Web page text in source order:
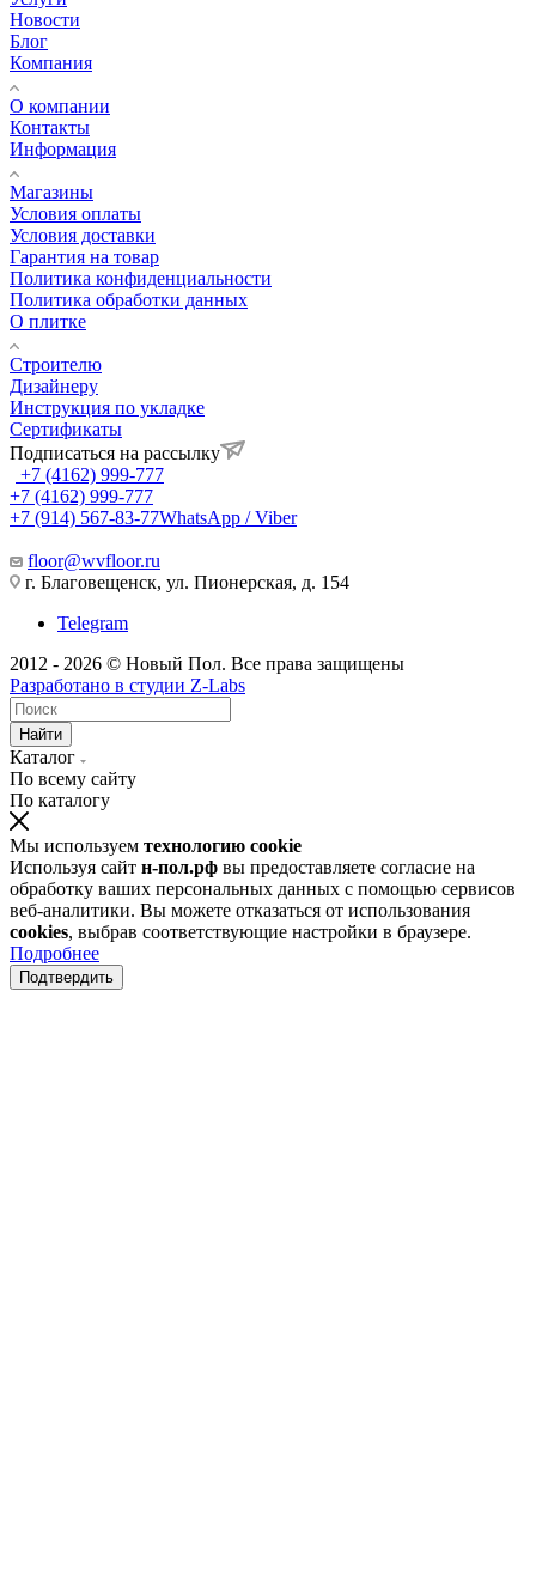
Новости
Блог
Компания
О компании
Контакты
Информация
Магазины
Условия оплаты
Условия доставки
Гарантия на товар
Политика конфиденциальности
Политика обработки данных
О плитке
Строителю
Дизайнеру
Инструкция по укладке
Сертификаты
Подписаться на рассылку
+7 (4162) 999-777
+7 (4162) 999-777
+7 (914) 567-83-77WhatsApp / Viber
floor@wvfloor.ru
г. Благовещенск, ул. Пионерская, д. 154
Telegram
2012 - 2026 © Новый Пол. Все права защищены
Разработано в студии Z-Labs
Найти
Каталог
По всему сайту
По каталогу
Мы используем технологию cookie
Используя сайт н-пол.рф вы предоставляете согласие на
обработку ваших персональных данных с помощью сервисов
веб-аналитики. Вы можете отказаться от использования
cookies, выбрав соответствующие настройки в браузере.
Подробнее
Подтвердить